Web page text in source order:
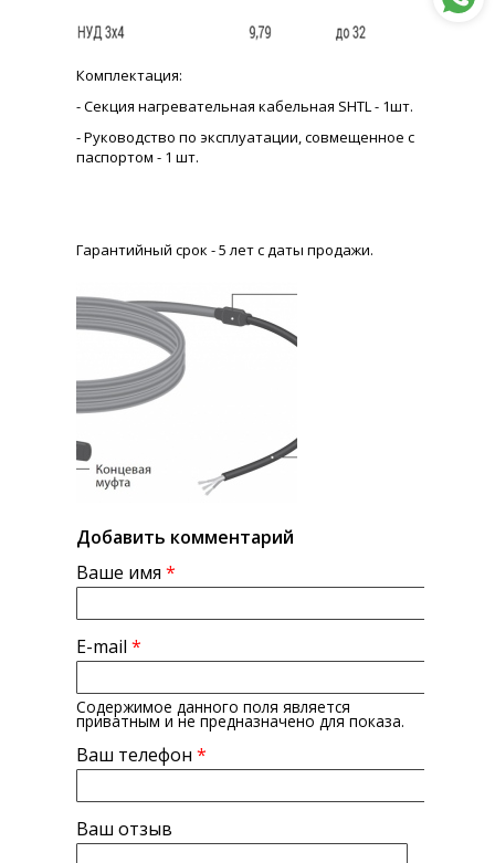
Комплектация:
- Секция нагревательная кабельная SHTL - 1шт.
- Руководство по эксплуатации, совмещенное с
паспортом - 1 шт.
Гарантийный срок - 5 лет с даты продажи.
Добавить комментарий
Ваше имя *
E-mail *
Содержимое данного поля является
приватным и не предназначено для показа.
Ваш телефон *
Ваш отзыв